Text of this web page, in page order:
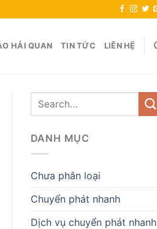
HẢI QUAN TIN TỨC LIÊN HỆ
DANH MỤC
Chưa phân loại
Chuyển phát nhanh
Dịch vụ chuyển phát nhanh